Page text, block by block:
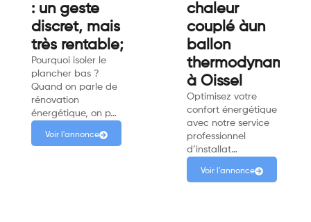
: un geste
discret, mais
très rentable;
Pourquoi isoler le
plancher bas ?
Quand on parle de
rénovation
énergétique, on p…
Voir l'annonce
chaleur
couplé àun
ballon
à Oissel
Optimisez votre
confort énergétique
avec notre service
professionnel
d’installat…
Voir l'annonce